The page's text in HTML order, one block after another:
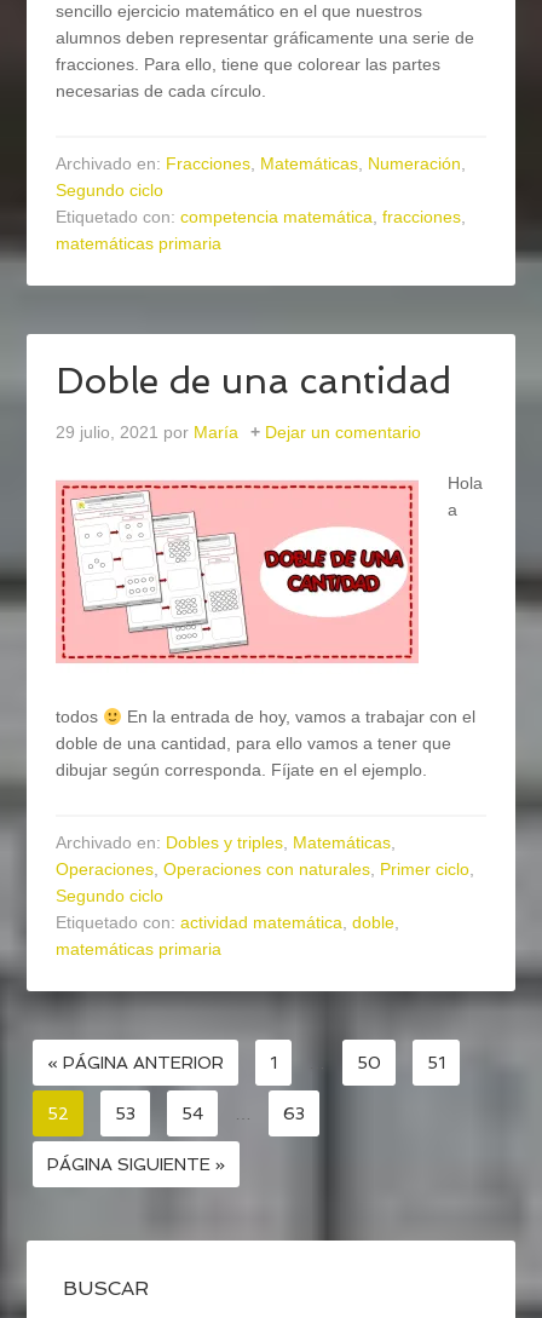
sencillo ejercicio matemático en el que nuestros
alumnos deben representar gráficamente una serie de
fracciones. Para ello, tiene que colorear las partes
necesarias de cada círculo.
Archivado en: Fracciones, Matemáticas, Numeración,
Segundo ciclo
Etiquetado con:competencia matemática,fracciones,
matemáticas primaria
Doble de una cantidad
29 julio, 2021 por María Dejar un comentario
Hola
a
todos
En la entrada de hoy, vamos a trabajar con el
doble de una cantidad, para ello vamos a tener que
dibujar según corresponda. Fíjate en el ejemplo.
Archivado en: Dobles y triples, Matemáticas,
Operaciones,Operaciones con naturales, Primer ciclo,
Segundo ciclo
Etiquetado con:actividad matemática,doble,
matemáticas primaria
« PÁGINA ANTERIOR 1 50 51
52 53 54 … 63
PÁGINA SIGUIENTE »
BUSCAR